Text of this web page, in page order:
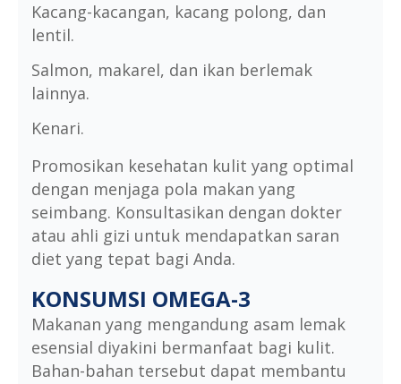
Kacang-kacangan, kacang polong, dan
lentil.
Salmon, makarel, dan ikan berlemak
lainnya.
Kenari.
Promosikan kesehatan kulit yang optimal
dengan menjaga pola makan yang
seimbang. Konsultasikan dengan dokter
atau ahli gizi untuk mendapatkan saran
diet yang tepat bagi Anda.
KONSUMSI OMEGA-3
Makanan yang mengandung asam lemak
esensial diyakini bermanfaat bagi kulit.
Bahan-bahan tersebut dapat membantu